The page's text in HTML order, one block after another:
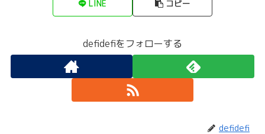
LINE コピー
defidefiをフォローする
defidefi